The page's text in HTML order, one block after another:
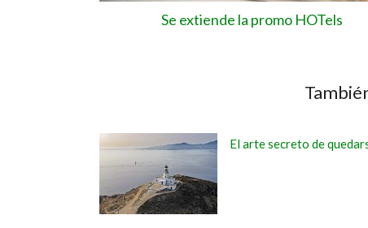
Se extiende la promo HOTels
El arte secreto de